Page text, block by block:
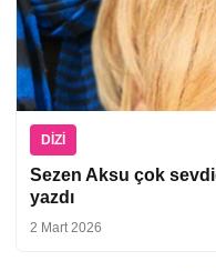
DIZI
Sezen Aksu çok
yazdı
2 Mart 2026